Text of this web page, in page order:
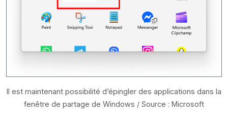
Il est maintenant possibilité d’épingler des applications dans la
fenêtre de partage de Windows / Source : Microsoft